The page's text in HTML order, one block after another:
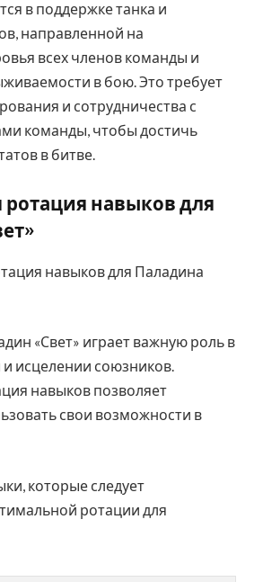
в поддержке танка и
направленной на
всех членов команды и
в бою. Это требует
и сотрудничества с
команды, чтобы достичь
в битве.
навыков для
«Свет» играет важную роль в
исцелении союзников.
навыков позволяет
свои возможности в
которые следует
ротации для